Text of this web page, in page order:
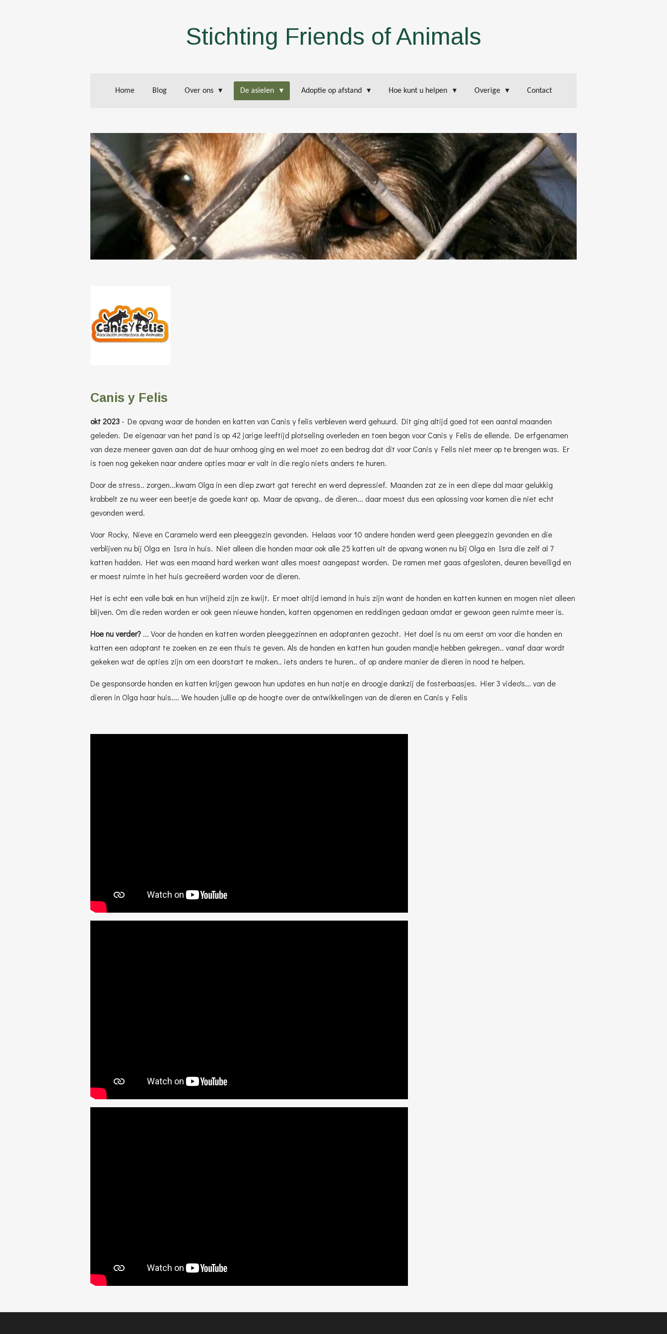
Stichting Friends of Animals
Home Blog Over ons De asielen Adoptie op afstand Hoe kunt u helpen Overige Contact
Canis y Felis
okt 2023 - De opvang waar de honden en katten van Canis y felis verbleven werd gehuurd. Dit ging altijd goed tot een aantal maanden
geleden. De eigenaar van het pand is op 42 jarige leeftijd plotseling overleden en toen begon voor Canis y Felis de ellende. De erfgenamen
van deze meneer gaven aan dat de huur omhoog ging en wel moet zo een bedrag dat dit voor Canis y Felis niet meer op te brengen was. Er
is toen nog gekeken naar andere opties maar er valt in die regio niets anders te huren.
Door de stress.. zorgen...kwam Olga in een diep zwart gat terecht en werd depressief. Maanden zat ze in een diepe dal maar gelukkig
krabbelt ze nu weer een beetje de goede kant op. Maar de opvang.. de dieren... daar moest dus een oplossing voor komen die niet echt
gevonden werd.
Voor Rocky, Nieve en Caramelo werd een pleeggezin gevonden. Helaas voor 10 andere honden werd geen pleeggezin gevonden en die
verblijven nu bij Olga en Isra in huis. Niet alleen die honden maar ook alle 25 katten uit de opvang wonen nu bij Olga en Isra die zelf al 7
katten hadden. Het was een maand hard werken want alles moest aangepast worden. De ramen met gaas afgesloten, deuren beveiligd en
er moest ruimte in het huis gecreëerd worden voor de dieren.
Het is echt een volle bak en hun vrijheid zijn ze kwijt. Er moet altijd iemand in huis zijn want de honden en katten kunnen en mogen niet alleen
blijven. Om die reden worden er ook geen nieuwe honden, katten opgenomen en reddingen gedaan omdat er gewoon geen ruimte meer is.
Hoe nu verder? ... Voor de honden en katten worden pleeggezinnen en adoptanten gezocht. Het doel is nu om eerst om voor die honden en
katten een adoptant te zoeken en ze een thuis te geven. Als de honden en katten hun gouden mandje hebben gekregen.. vanaf daar wordt
gekeken wat de opties zijn om een doorstart te maken.. iets anders te huren.. of op andere manier de dieren in nood te helpen.
De gesponsorde honden en katten krijgen gewoon hun updates en hun natje en droogje dankzij de fosterbaasjes. Hier 3 video's... van de
dieren in Olga haar huis.... We houden jullie op de hoogte over de ontwikkelingen van de dieren en Canis y Felis